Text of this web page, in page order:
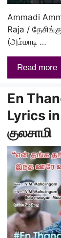
Ammadi
Raja /
(அம்மாடி …
Read more
En
Lyrics
குலசாமி